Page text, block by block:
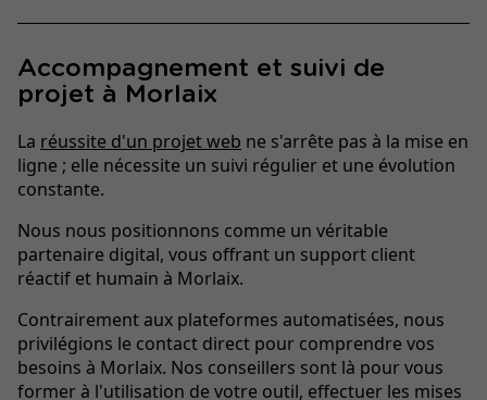
Accompagnement et suivi de
projet à Morlaix
La réussite d'un projet web ne s'arrête pas à la mise en
ligne ; elle nécessite un suivi régulier et une évolution
constante.
Nous nous positionnons comme un véritable
partenaire digital, vous offrant un support client
réactif et humain à Morlaix.
Contrairement aux plateformes automatisées, nous
privilégions le contact direct pour comprendre vos
besoins à Morlaix. Nos conseillers sont là pour vous
former à l'utilisation de votre outil, effectuer les mises